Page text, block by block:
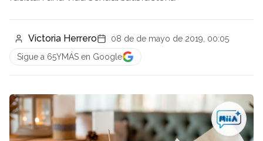
Victoria Herrero
08 de de mayo de 2019, 00:05
Sigue a 65YMÁS en Google